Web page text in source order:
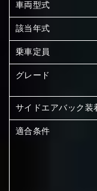
赤く塗
車両型式
該当年式
乗車定員
グレード
サイドエアバック装
適合条件